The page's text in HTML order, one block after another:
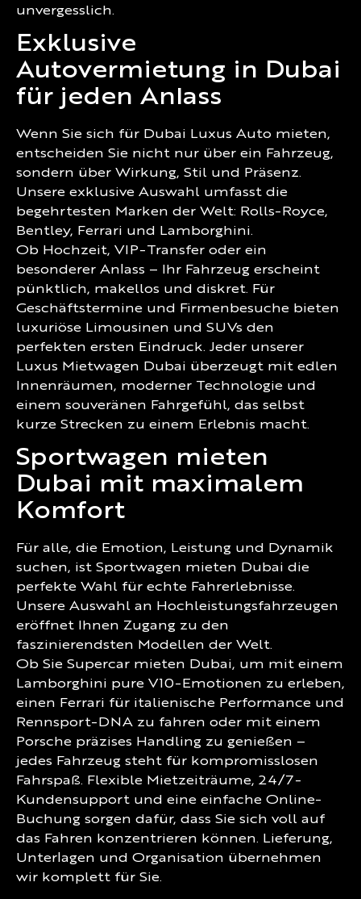
unvergesslich.
Exklusive
Autovermietung in Dubai
für jeden Anlass
Wenn Sie sich für Dubai Luxus Auto mieten,
entscheiden Sie nicht nur über ein Fahrzeug,
sondern über Wirkung, Stil und Präsenz.
Unsere exklusive Auswahl umfasst die
begehrtesten Marken der Welt: Rolls-Royce,
Bentley, Ferrari und Lamborghini.
Ob Hochzeit, VIP-Transfer oder ein
besonderer Anlass – Ihr Fahrzeug erscheint
pünktlich, makellos und diskret. Für
Geschäftstermine und Firmenbesuche bieten
luxuriöse Limousinen und SUVs den
perfekten ersten Eindruck. Jeder unserer
Luxus Mietwagen Dubai überzeugt mit edlen
Innenräumen, moderner Technologie und
einem souveränen Fahrgefühl, das selbst
kurze Strecken zu einem Erlebnis macht.
Sportwagen mieten
Dubai mit maximalem
Komfort
Für alle, die Emotion, Leistung und Dynamik
suchen, ist Sportwagen mieten Dubai die
perfekte Wahl für echte Fahrerlebnisse.
Unsere Auswahl an Hochleistungsfahrzeugen
eröffnet Ihnen Zugang zu den
faszinierendsten Modellen der Welt.
Ob Sie Supercar mieten Dubai, um mit einem
Lamborghini pure V10-Emotionen zu erleben,
einen Ferrari für italienische Performance und
Rennsport-DNA zu fahren oder mit einem
Porsche präzises Handling zu genießen –
jedes Fahrzeug steht für kompromisslosen
Fahrspaß. Flexible Mietzeiträume, 24/7-
Kundensupport und eine einfache Online-
Buchung sorgen dafür, dass Sie sich voll auf
das Fahren konzentrieren können. Lieferung,
Unterlagen und Organisation übernehmen
wir komplett für Sie.